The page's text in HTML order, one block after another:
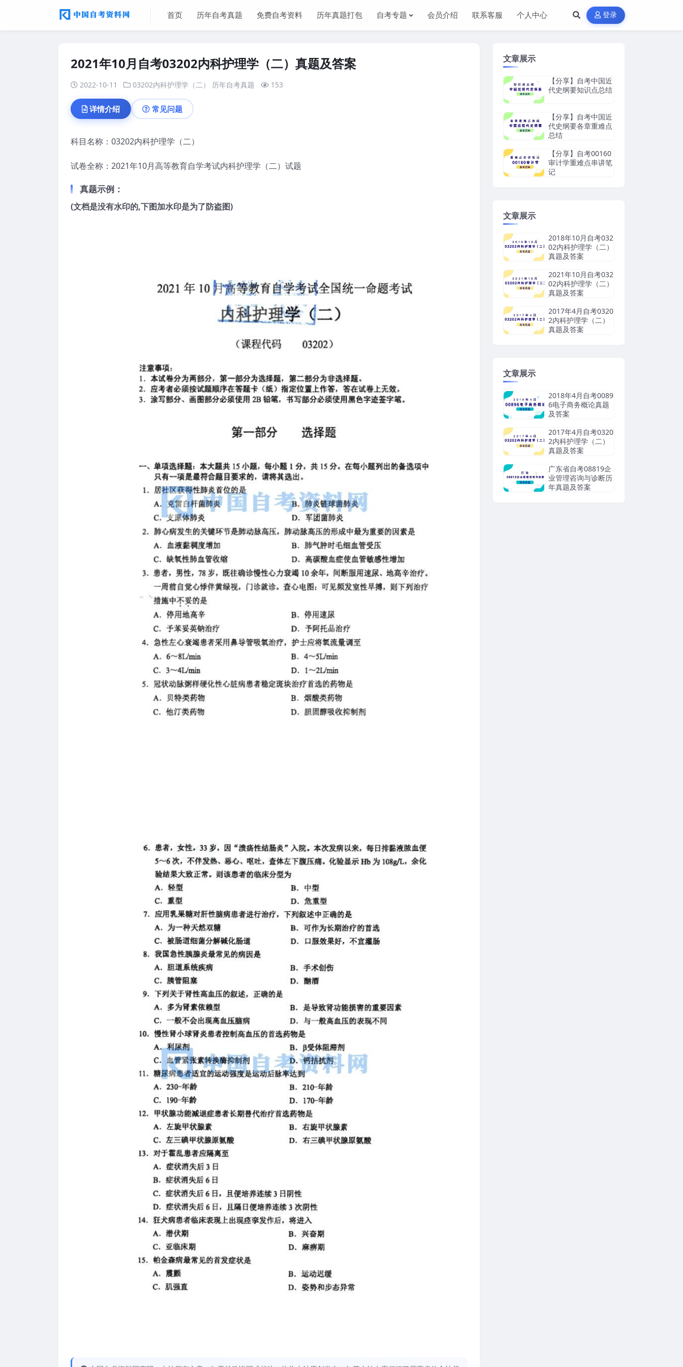
首页 历年自考真题 免费自考资料 历年真题打包 自考专题 会员介绍 联系客服 个人中心 登录
2021年10月自考03202内科护理学（二）真题及答案
2022-10-11 03202内科护理学（二） 历年自考真题 153
详情介绍 常见问题
科目名称：03202内科护理学（二）
试卷全称：2021年10月高等教育自学考试内科护理学（二）试题
真题示例：
(文档是没有水印的,下图加水印是为了防盗图)
文章展示
【分享】自考中国近
代史纲要知识点总结
【分享】自考中国近
代史纲要各章重难点
总结
【分享】自考00160
审计学重难点串讲笔
记
文章展示
2018年10月自考032
02内科护理学（二）
真题及答案
2021年10月自考032
02内科护理学（二）
真题及答案
2017年4月自考0320
2内科护理学（二）
真题及答案
文章展示
2018年4月自考0089
6电子商务概论真题
及答案
2017年4月自考0320
2内科护理学（二）
真题及答案
广东省自考08819企
业管理咨询与诊断历
年真题及答案